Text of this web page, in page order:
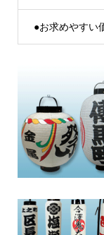
●お求めやすい